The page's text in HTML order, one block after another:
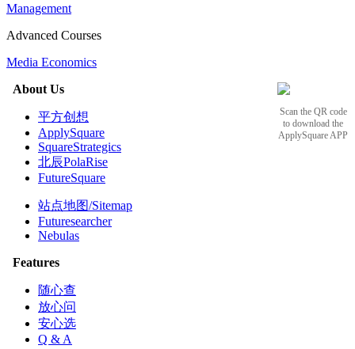
Management
Advanced Courses
Media Economics
Scan the QR code
to download the
ApplySquare APP
About Us
平方创想
ApplySquare
SquareStrategics
北辰PolaRise
FutureSquare
站点地图/Sitemap
Futuresearcher
Nebulas
Features
随心查
放心问
安心选
Q & A